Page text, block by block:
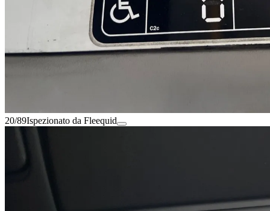
20/89Ispezionato da Fleequid